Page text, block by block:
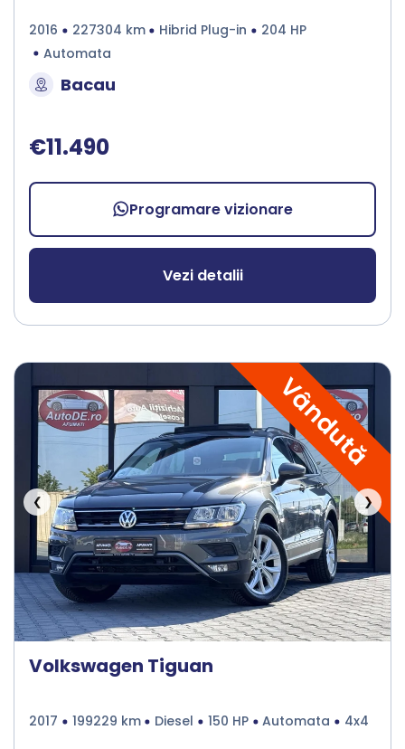
2016 227304 km Hibrid Plug-in
204 HP
Automata
Bacau
€11.490
Programare vizionare
Vezi detalii
Vândută
❮ ❯
Volkswagen Tiguan
2017 199229 km Diesel 150 HP Automata 4x4